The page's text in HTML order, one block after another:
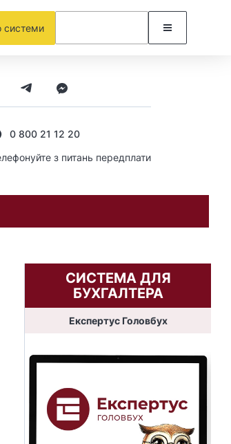
системи
0 800 21 12 20
з питань передплати
СИСТЕМА ДЛЯ
БУХГАЛТЕРА
Експертус Головбух